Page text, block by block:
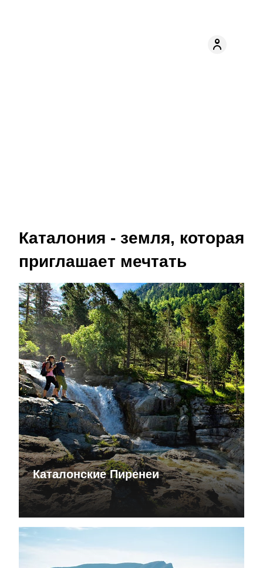
Каталония - земля, которая
приглашает мечтать
Каталонские Пиренеи